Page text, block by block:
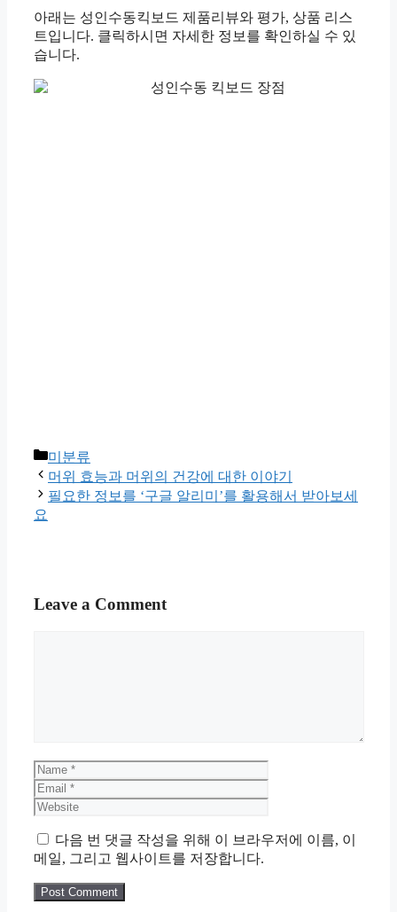
아래는 성인수동킥보드 제품리뷰와 평가, 상품 리스
트입니다. 클릭하시면 자세한 정보를 확인하실 수 있
습니다.
Categories
미분류
머위 효능과 머위의 건강에 대한 이야기
필요한 정보를 ‘구글 알리미’를 활용해서 받아보세
요
Leave a Comment
Name
다음 번 댓글 작성을 위해 이 브라우저에 이름, 이
메일, 그리고 웹사이트를 저장합니다.